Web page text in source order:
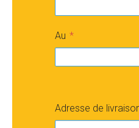
Au
Adresse de